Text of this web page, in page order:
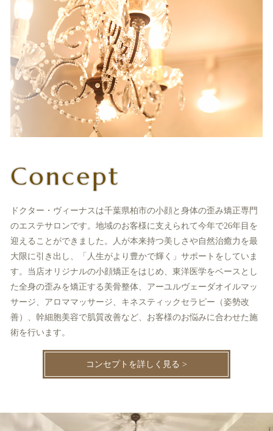
Concept
ドクター・ヴィーナスは千葉県柏市の小顔と身体の歪み矯正専門
のエステサロンです。地域のお客様に支えられて今年で26年目を
迎えることができました。人が本来持つ美しさや自然治癒力を最
大限に引き出し、「人生がより豊かで輝く」サポートをしていま
す。当店オリジナルの小顔矯正をはじめ、東洋医学をベースとし
た全身の歪みを矯正する美骨整体、アーユルヴェーダオイルマッ
サージ、アロママッサージ、キネスティックセラピー（姿勢改
善）、幹細胞美容で肌質改善など、お客様のお悩みに合わせた施
術を行います。
コンセプトを詳しく見る >